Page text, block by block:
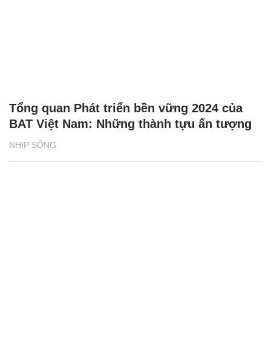
NHỊP SỐNG
Tổng quan Phát triển bền vững 2024 của
BAT Việt Nam: Những thành tựu ấn tượng